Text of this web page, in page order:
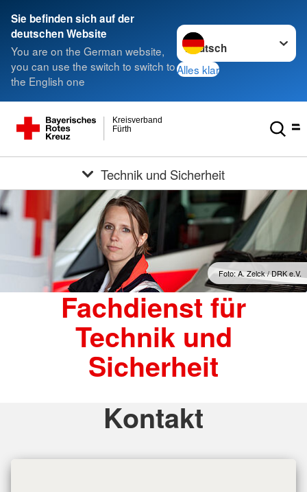
Sie befinden sich auf der
deutschen Website
You are on the German website,
you can use the switch to switch to
the English one
Sprache wechseln zu
Alles klar
Fürth
Kreisverband
Technik und Sicherheit
Foto: A. Zelck / DRK e.V.
Fachdienst für
Technik und
Sicherheit
Kontakt